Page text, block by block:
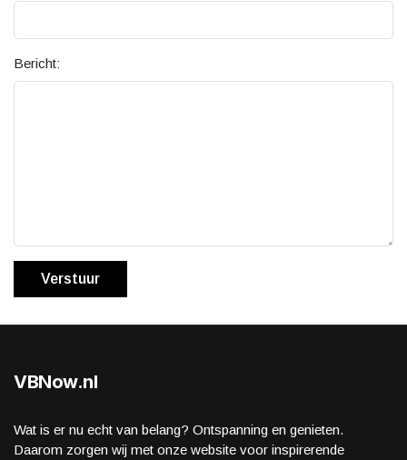
Bericht:
Verstuur
VBNow.nl
Wat is er nu echt van belang? Ontspanning en genieten.
Daarom zorgen wij met onze website voor inspirerende